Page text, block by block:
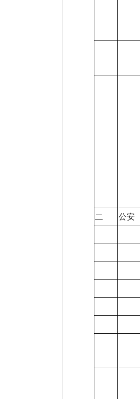
二 公安